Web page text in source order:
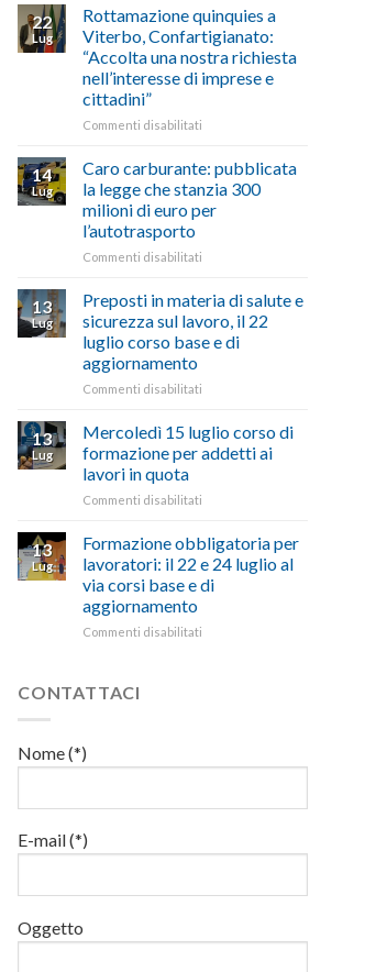
artigiani
della
Tuscia
alla
Pila,
De
Simone:
(Confartigianato):
ascoltare,
non
si
con
battute
ironiche
22
Lug
Rottamazione quinquies a
Viterbo, Confartigianato:
“Accolta una nostra richiesta
nell’interesse di imprese e
cittadini”
Commenti disabilitati
quinquies
Viterbo,
Confartigianato:
richiesta
nell’interesse
di
imprese
14
Lug
Caro carburante: pubblicata
la legge che stanzia 300
milioni di euro per
l’autotrasporto
Commenti disabilitati
carburante:
la
legge
milioni
di
euro
13
Lug
Preposti in materia di salute e
sicurezza sul lavoro, il 22
luglio corso base e di
aggiornamento
Commenti disabilitati
materia
di
sul
lavoro,
il
22
13
Lug
Mercoledì 15 luglio corso di
formazione per addetti ai
lavori in quota
Commenti disabilitati
15
luglio
corso
di
13
Lug
Formazione obbligatoria per
lavoratori: il 22 e 24 luglio al
via corsi base e di
aggiornamento
Commenti disabilitati
corsi
e
CONTATTACI
Nome (*)
E-mail (*)
Oggetto